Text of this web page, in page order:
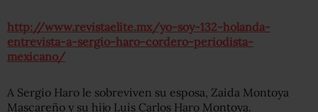
http://www.revistaelite.mx/yo-soy-132-holanda-
entrevista-a-sergio-haro-cordero-periodista-
mexicano/
A Sergio Haro le sobreviven su esposa, Zaida Montoya
Mascareño y su hijo Luis Carlos Haro Montoya.